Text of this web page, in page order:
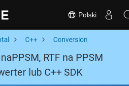
Polski
C++ Conversion
RTF na PPSM
lub C++ SDK